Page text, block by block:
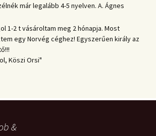
már legalább 4-5 nyelven. A. Ágnes
1-2 t vásároltam meg 2 hónapja. Most
egy Norvég céghez! Egyszerűen király az
Köszi Orsi"
&